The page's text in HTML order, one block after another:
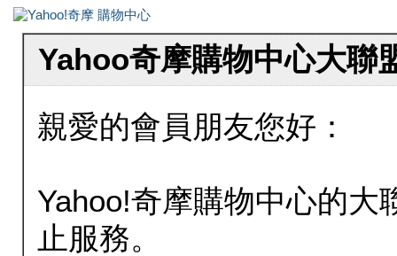
Yahoo奇摩購物中心大聯
親愛的會員朋友您好：
Yahoo!奇摩購物中心的大
止服務。